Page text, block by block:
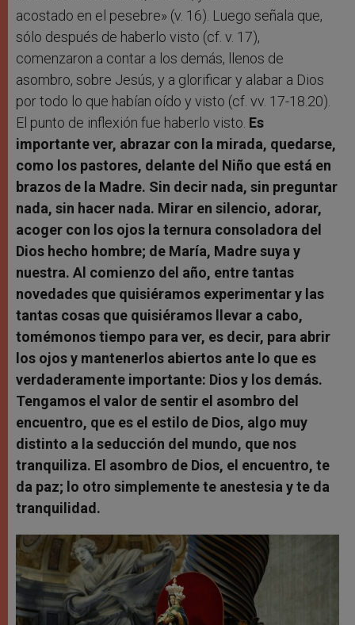
acostado en el pesebre» (v. 16). Luego señala que,
sólo después de haberlo visto (cf. v. 17),
comenzaron a contar a los demás, llenos de
asombro, sobre Jesús, y a glorificar y alabar a Dios
por todo lo que habían oído y visto (cf. vv. 17-18.20).
El punto de inflexión fue haberlo visto. Es
importante ver, abrazar con la mirada, quedarse,
como los pastores, delante del Niño que está en
brazos de la Madre. Sin decir nada, sin preguntar
nada, sin hacer nada. Mirar en silencio, adorar,
acoger con los ojos la ternura consoladora del
Dios hecho hombre; de María, Madre suya y
nuestra. Al comienzo del año, entre tantas
novedades que quisiéramos experimentar y las
tantas cosas que quisiéramos llevar a cabo,
tomémonos tiempo para ver, es decir, para abrir
los ojos y mantenerlos abiertos ante lo que es
verdaderamente importante: Dios y los demás.
Tengamos el valor de sentir el asombro del
encuentro, que es el estilo de Dios, algo muy
distinto a la seducción del mundo, que nos
tranquiliza. El asombro de Dios, el encuentro, te
da paz; lo otro simplemente te anestesia y te da
tranquilidad.